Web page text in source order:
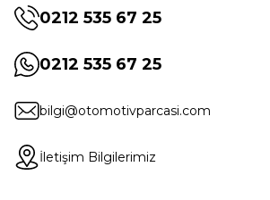
0212 535 67 25
0212 535 67 25
bilgi@otomotivparcasi.com
İletişim Bilgilerimiz